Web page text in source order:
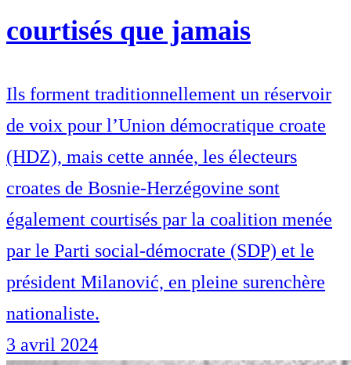
courtisés que jamais
Ils forment traditionnellement un réservoir
de voix pour l’Union démocratique croate
(HDZ), mais cette année, les électeurs
croates de Bosnie-Herzégovine sont
également courtisés par la coalition menée
par le Parti social-démocrate (SDP) et le
président Milanović, en pleine surenchère
nationaliste.
3 avril 2024